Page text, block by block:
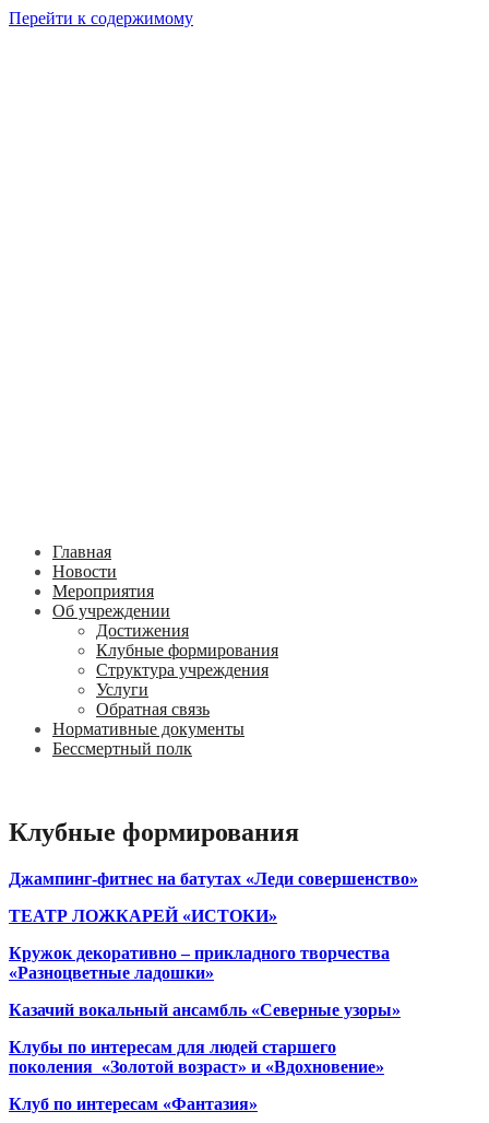
Перейти к содержимому
Главная
Новости
Мероприятия
Об учреждении
Достижения
Клубные формирования
Структура учреждения
Услуги
Обратная связь
Нормативные документы
Бессмертный полк
Клубные формирования
Джампинг-фитнес на батутах «Леди совершенство»
ТЕАТР ЛОЖКАРЕЙ «ИСТОКИ»
Кружок декоративно – прикладного творчества
«Разноцветные ладошки»
Казачий вокальный ансамбль «Северные узоры»
Клубы по интересам для людей старшего
поколения «Золотой возраст» и «Вдохновение»
Клуб по интересам «Фантазия»